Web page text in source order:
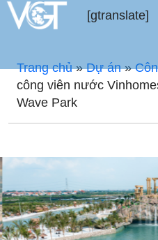
[gtranslate]
Trang chủ»Dự án»
công viên nước
Wave Park